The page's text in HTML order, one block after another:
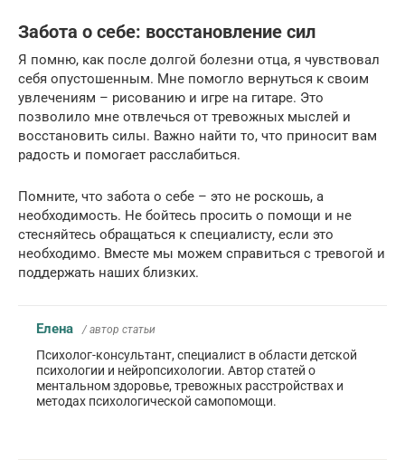
Забота о себе: восстановление сил
Я помню, как после долгой болезни отца, я чувствовал
себя опустошенным. Мне помогло вернуться к своим
увлечениям – рисованию и игре на гитаре. Это
позволило мне отвлечься от тревожных мыслей и
восстановить силы. Важно найти то, что приносит вам
радость и помогает расслабиться.
Помните, что забота о себе – это не роскошь, а
необходимость. Не бойтесь просить о помощи и не
стесняйтесь обращаться к специалисту, если это
необходимо. Вместе мы можем справиться с тревогой и
поддержать наших близких.
Елена / автор статьи
Психолог-консультант, специалист в области детской
психологии и нейропсихологии. Автор статей о
ментальном здоровье, тревожных расстройствах и
методах психологической самопомощи.